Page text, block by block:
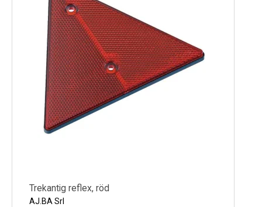
Elartiklar
Väderstationer
Reservdelar
Erbjudanden
Trekantig reflex, röd
AJ.BA Srl